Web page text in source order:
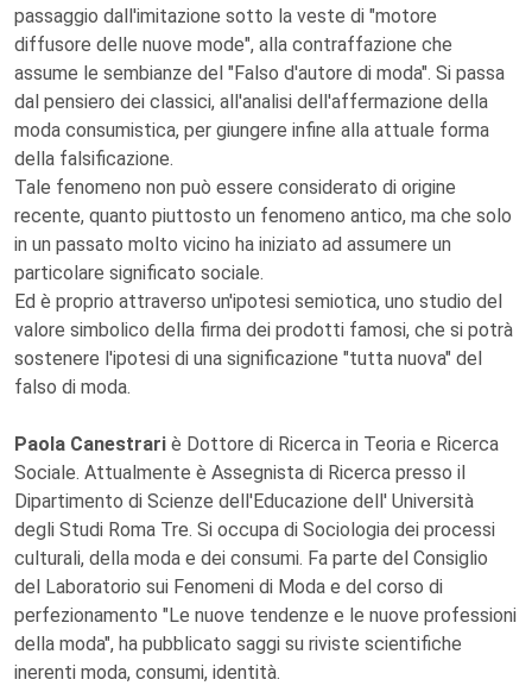
passaggio dall'imitazione sotto la veste di "motore
diffusore delle nuove mode", alla contraffazione che
assume le sembianze del "Falso d'autore di moda". Si passa
dal pensiero dei classici, all'analisi dell'affermazione della
moda consumistica, per giungere infine alla attuale forma
della falsificazione.
Tale fenomeno non può essere considerato di origine
recente, quanto piuttosto un fenomeno antico, ma che solo
in un passato molto vicino ha iniziato ad assumere un
particolare significato sociale.
Ed è proprio attraverso un'ipotesi semiotica, uno studio del
valore simbolico della firma dei prodotti famosi, che si potrà
sostenere l'ipotesi di una significazione "tutta nuova" del
falso di moda.
Paola Canestrari è Dottore di Ricerca in Teoria e Ricerca
Sociale. Attualmente è Assegnista di Ricerca presso il
Dipartimento di Scienze dell'Educazione dell' Università
degli Studi Roma Tre. Si occupa di Sociologia dei processi
culturali, della moda e dei consumi. Fa parte del Consiglio
del Laboratorio sui Fenomeni di Moda e del corso di
perfezionamento "Le nuove tendenze e le nuove professioni
della moda", ha pubblicato saggi su riviste scientifiche
inerenti moda, consumi, identità.